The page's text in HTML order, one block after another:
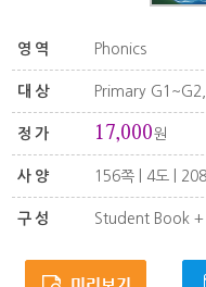
영역 Phonics
대상 Primary
정가 17,000원
사양 156쪽 | 4도 |
구성 Student Book